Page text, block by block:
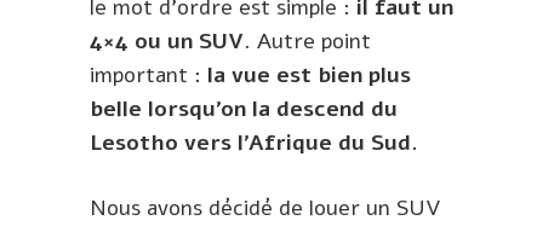
le mot d’ordre est simple : il faut un
4×4 ou un SUV. Autre point
important : la vue est bien plus
belle lorsqu’on la descend du
Lesotho vers l’Afrique du Sud.
Nous avons décidé de louer un SUV